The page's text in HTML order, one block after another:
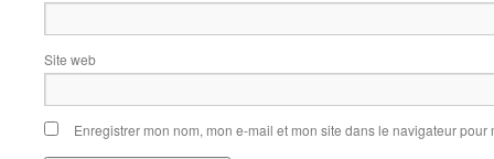
Site web
Enregistrer mon nom, mon e-mail et mon site dans le navigateur